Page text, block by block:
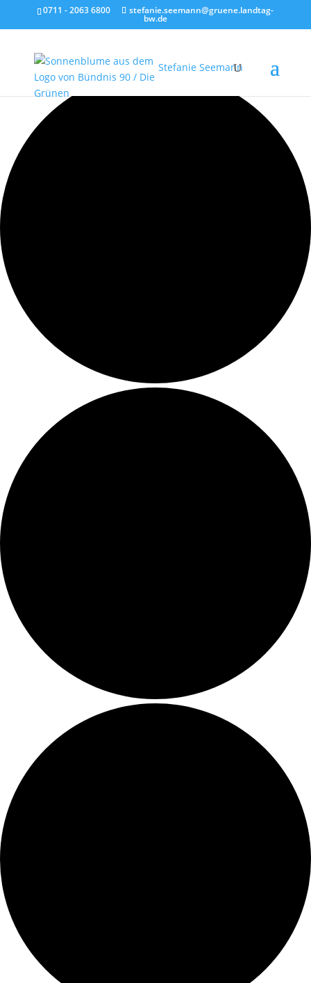
0711 - 2063 6800 stefanie.seemann@gruene.landtag-
bw.de
Stefanie Seemann
35 Veranstaltungen gefunden.